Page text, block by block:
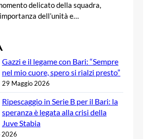
delicato della squadra,
dell’unità e…
Gazzi e il legame con Bari: “Sempre
nel mio cuore, spero si rialzi presto”
29 Maggio 2026
Ripescaggio in Serie B per il Bari: la
speranza è legata alla crisi della
Juve Stabia
2026